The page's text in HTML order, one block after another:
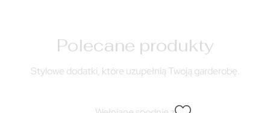
Polecane produkty
Stylowe dodatki, które uzupełnią Twoją garderobę.